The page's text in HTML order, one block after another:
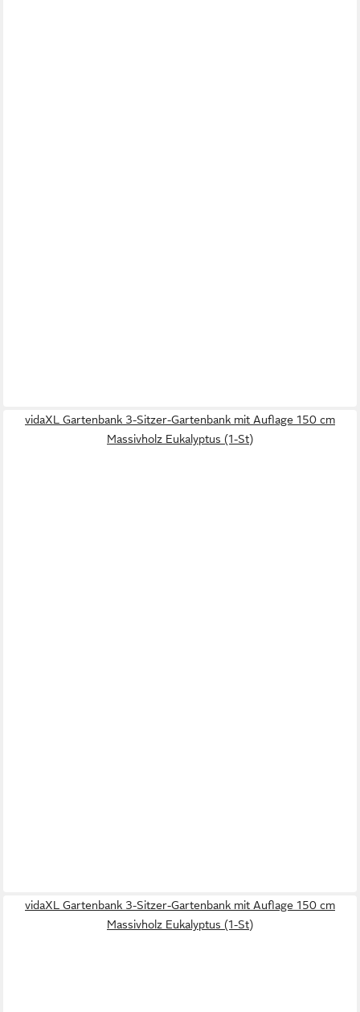
vidaXL Gartenbank 3-Sitzer-Gartenbank mit Auflage 150 cm
Massivholz Eukalyptus (1-St)
vidaXL Gartenbank 3-Sitzer-Gartenbank mit Auflage 150 cm
Massivholz Eukalyptus (1-St)